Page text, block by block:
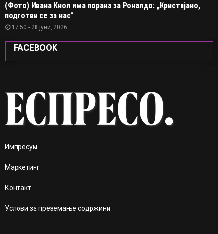
(Фото) Ивана Кнол има порака за Роналдо: „Кристијано,
подготви се за нас“
17:50 - 28 јуни, 2026
FACEBOOK
Импресум
Маркетинг
Контакт
Услови за преземање содржини